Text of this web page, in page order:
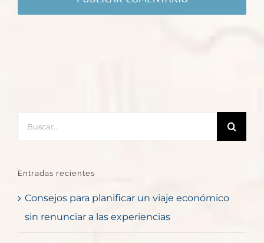
Entradas recientes
Consejos para planificar un viaje económico
sin renunciar a las experiencias